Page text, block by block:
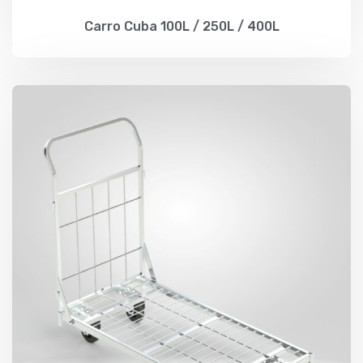
Carro Cuba 100L / 250L / 400L